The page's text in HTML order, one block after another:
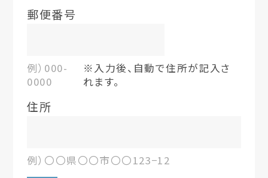
郵便番号
例）000-
0000
※入力後、自動で住所が記入さ
れます。
住所
例）〇〇県〇〇市〇〇123−12